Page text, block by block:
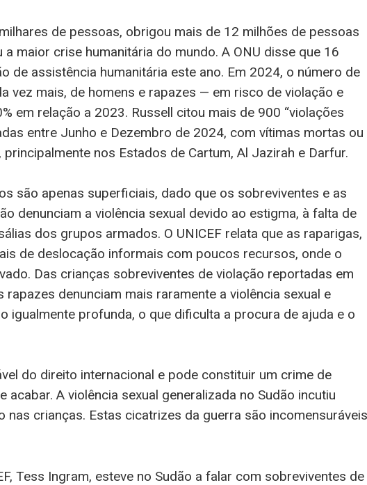
de pessoas, obrigou mais de 12 milhões de pessoas
maior crise humanitária do mundo. A ONU disse que 16
de assistência humanitária este ano. Em 2024, o número de
vez mais, de homens e rapazes — em risco de violação e
em relação a 2023. Russell citou mais de 900 “violações
entre Junho e Dezembro de 2024, com vítimas mortas ou
nos Estados de Cartum, Al Jazirah e Darfur.
são apenas superficiais, dado que os sobreviventes e as
denunciam a violência sexual devido ao estigma, à falta de
dos grupos armados. O UNICEF relata que as raparigas,
de deslocação informais com poucos recursos, onde o
Das crianças sobreviventes de violação reportadas em
rapazes denunciam mais raramente a violência sexual e
igualmente profunda, o que dificulta a procura de ajuda e o
do direito internacional e pode constituir um crime de
acabar. A violência sexual generalizada no Sudão incutiu
crianças. Estas cicatrizes da guerra são incomensuráveis
Tess Ingram, esteve no Sudão a falar com sobreviventes de